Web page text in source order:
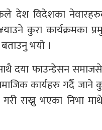
देश विदेशका
कुरा कार्यक्रमका
भयो ।
दया फाउन्डेसन
कार्यहरु गर्दै जाने
राख्नु भएका निभा